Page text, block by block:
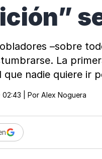
–sobre
La
que nadie quiere ir
02:43 | Por Alex Noguera